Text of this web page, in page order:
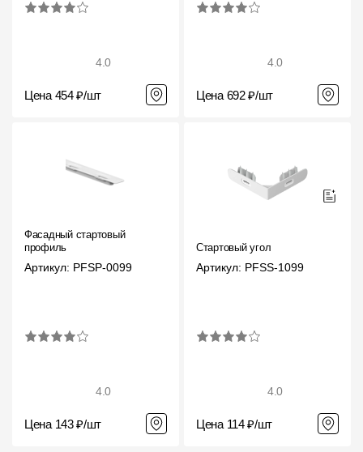
4.0
Цена 454 ₽/шт
4.0
Цена 692 ₽/шт
Фасадный стартовый
профиль
Артикул: PFSP-0099
4.0
Цена 143 ₽/шт
Стартовый угол
Артикул: PFSS-1099
4.0
Цена 114 ₽/шт